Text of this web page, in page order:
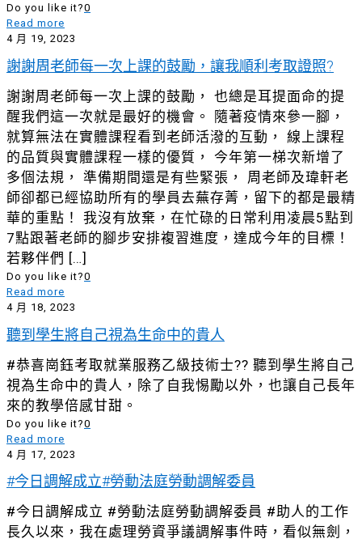
Do you like it?0
Read more
4 月 19, 2023
謝謝周老師每一次上課的鼓勵，讓我順利考取證照?
謝謝周老師每一次上課的鼓勵， 也總是耳提面命的提
醒我們這一次就是最好的機會。 隨著疫情來參一腳，
就算無法在實體課程看到老師活潑的互動， 線上課程
的品質與實體課程一樣的優質， 今年第一梯次新增了
多個法規， 準備期間還是有些緊張， 周老師及瑋軒老
師卻都已經協助所有的學員去蕪存菁，留下的都是最精
華的重點！ 我沒有放棄，在忙碌的日常利用凌晨5點到
7點跟著老師的腳步安排複習進度，達成今年的目標！
若夥伴們 […]
Do you like it?0
Read more
4 月 18, 2023
聽到學生將自己視為生命中的貴人
#恭喜崗鈺考取就業服務乙級技術士?? 聽到學生將自己
視為生命中的貴人，除了自我惕勵以外，也讓自己長年
來的教學倍感甘甜。
Do you like it?0
Read more
4 月 17, 2023
#今日調解成立#勞動法庭勞動調解委員
#今日調解成立 #勞動法庭勞動調解委員 #助人的工作
長久以來，我在處理勞資爭議調解事件時，看似無劍，